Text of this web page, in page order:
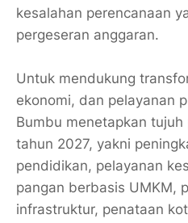
kesalahan perencanaan
pergeseran anggaran.
Untuk mendukung
ekonomi, dan pelayanan
Bumbu menetapkan
tahun 2027, yakni
pendidikan, pelayanan
pangan berbasis UMKM,
infrastruktur, penataan